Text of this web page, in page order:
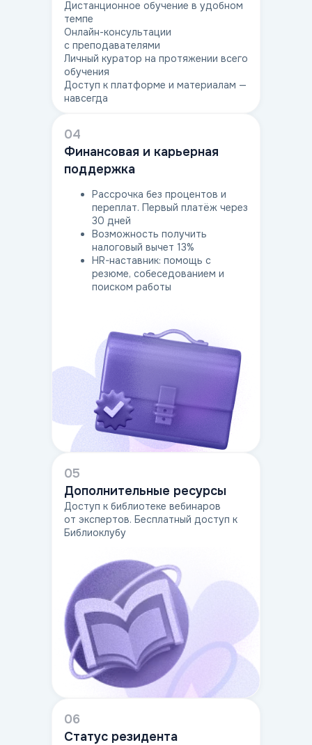
Дистанционное обучение в удобном
темпе
Онлайн-консультации
с преподавателями
Личный куратор на протяжении всего
обучения
Доступ к платформе и материалам —
навсегда
04
Финансовая и карьерная
поддержка
Рассрочка без процентов и
переплат. Первый платёж через
30 дней
Возможность получить
налоговый вычет 13%
HR-наставник: помощь с
резюме, собеседованием и
поиском работы
05
Дополнительные ресурсы
Доступ к библиотеке вебинаров
от экспертов. Бесплатный доступ к
Библиоклубу
06
Статус резидента